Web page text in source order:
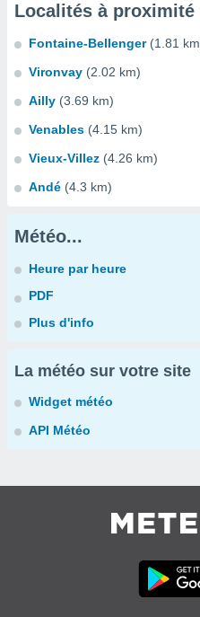
Localités à proximité
Fontaine-Bellenger (1.81
Vironvay (2.02 km)
Ailly (3.69 km)
Venables (4.15 km)
Vieux-Villez (4.26 km)
Andé (4.3 km)
Météo...
Heure par heure
PDF
Plus d'info
La météo sur votre site
Widget météo
API Météo